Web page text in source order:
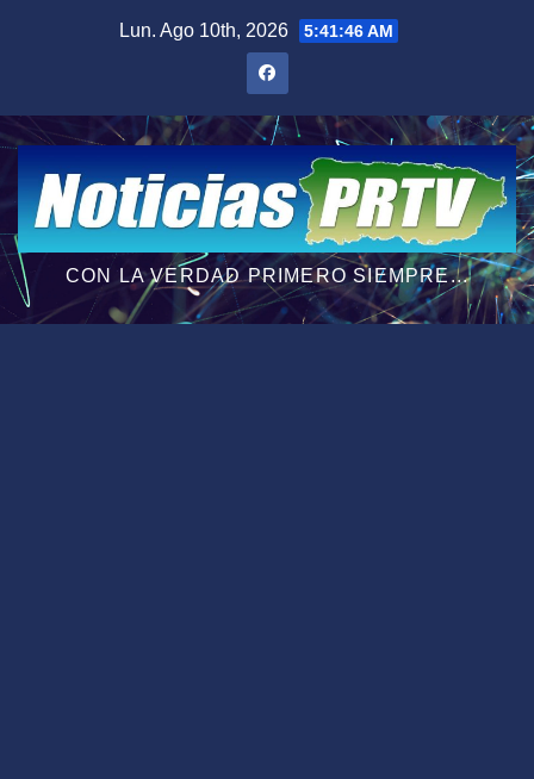
Lun. Ago 10th, 2026 5:41:47 AM
CON LA VERDAD PRIMERO SIEMPRE...